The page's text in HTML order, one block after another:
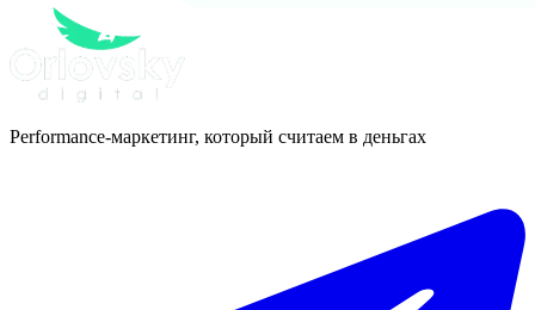
Performance-маркетинг, который считаем в деньгах